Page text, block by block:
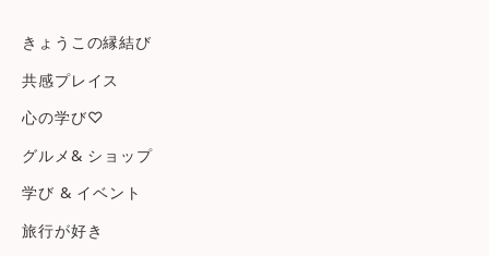
きょうこの縁結び
共感プレイス
心の学び♡
グルメ& ショップ
学び & イベント
旅行が好き